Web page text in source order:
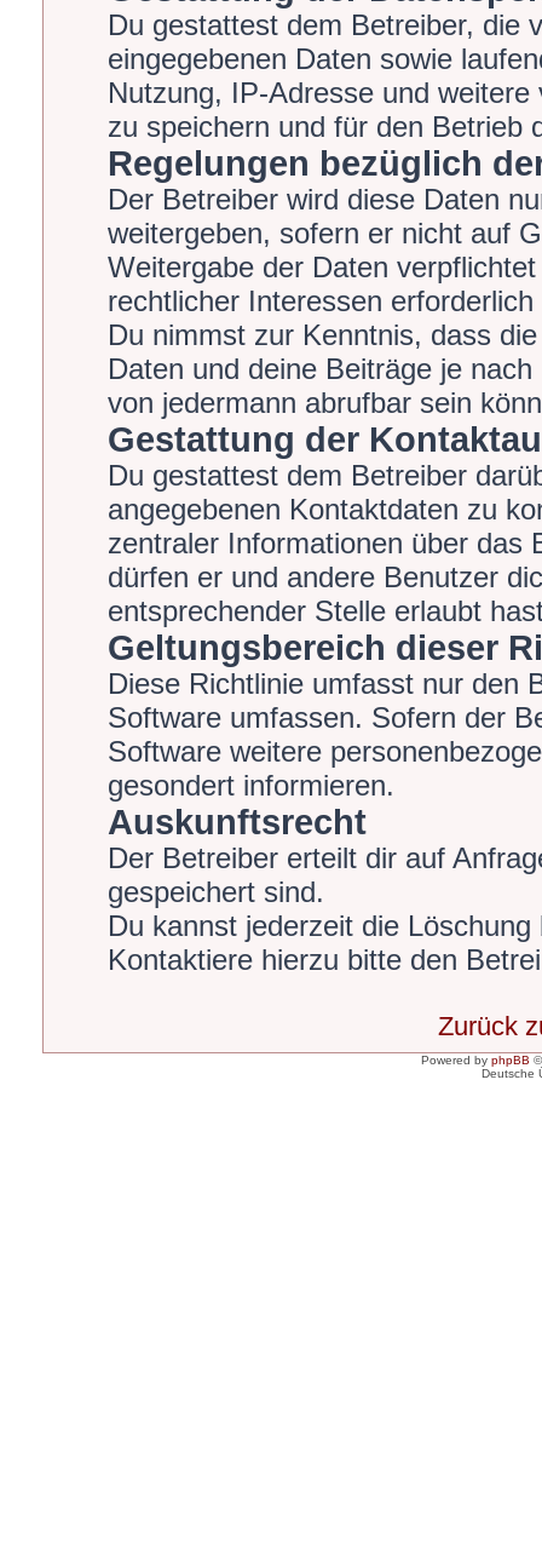
Du gestattest dem Betreiber, die
eingegebenen Daten sowie
Nutzung, IP-Adresse und
zu speichern und für den Betrieb
Regelungen bezüglich
Der Betreiber wird diese Daten
weitergeben, sofern er nicht auf
Weitergabe der Daten
rechtlicher Interessen erforderlich
Du nimmst zur Kenntnis, dass
Daten und deine Beiträge je
von jedermann abrufbar sein
Gestattung der
Du gestattest dem Betreiber
angegebenen Kontaktdaten zu
zentraler Informationen über das
dürfen er und andere Benutzer
entsprechender Stelle erlaubt
Geltungsbereich dieser
Diese Richtlinie umfasst nur den
Software umfassen. Sofern der
Software weitere
gesondert informieren.
Auskunftsrecht
Der Betreiber erteilt dir auf
gespeichert sind.
Du kannst jederzeit die
Kontaktiere hierzu bitte den
Zurück
Powered by phpBB
Deutsche